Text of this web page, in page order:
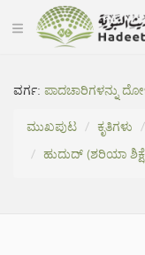
ವರ್ಗ:ಪಾದಚಾರಿಗಳನ್ನು
ಮುಖಪುಟ
ಕೃತಿಗಳು
ಹುದುದ್ (ಶರಿಯಾ